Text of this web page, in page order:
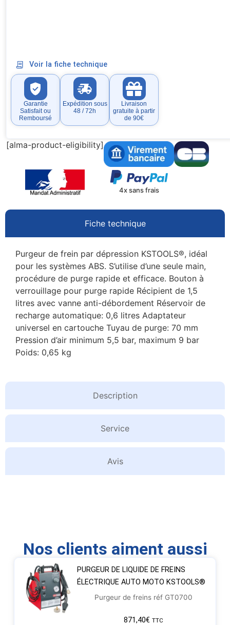
Voir la fiche technique
Garantie
Satisfait ou
Remboursé
Expédition sous
48 / 72h
Livraison
gratuite à partir
de 90€
[alma-product-eligibility]
4x sans frais
Fiche technique
Description
Service
Avis
Purgeur de frein par dépression KSTOOLS®, idéal
pour les systèmes ABS. S’utilise d’une seule main,
procédure de purge rapide et efficace. Bouton à
verrouillage pour purge rapide Récipient de 1,5
litres avec vanne anti-débordement Réservoir de
recharge automatique: 0,6 litres Adaptateur
universel en cartouche Tuyau de purge: 70 mm
Pression d’air minimum 5,5 bar, maximum 9 bar
Poids: 0,65 kg
Nos clients aiment aussi
PURGEUR DE LIQUIDE DE FREINS
ÉLECTRIQUE AUTO MOTO KSTOOLS®
Purgeur de freins réf GT0700
871,40€ TTC